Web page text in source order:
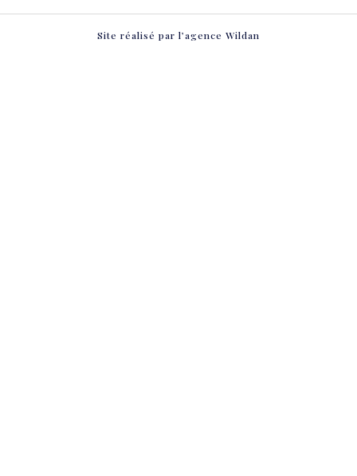
Site réalisé par l’agence Wildan